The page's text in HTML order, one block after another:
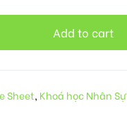
Add to cart
Sheet, Khoá học Nhân Sự